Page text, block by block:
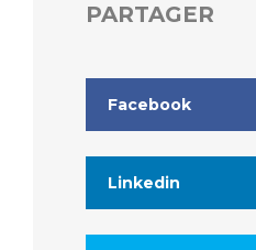
PARTAGER
Facebook
Linkedin